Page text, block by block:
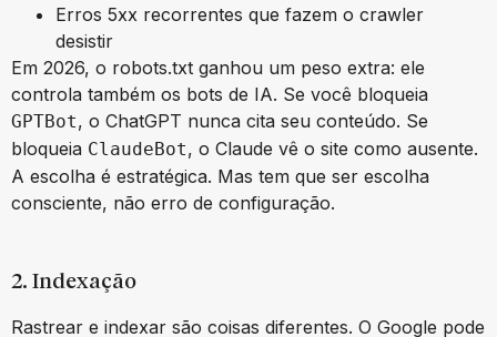
Erros 5xx recorrentes que fazem o crawler
desistir
Em 2026, o robots.txt ganhou um peso extra: ele
controla também os bots de IA. Se você bloqueia
GPTBot, o ChatGPT nunca cita seu conteúdo. Se
bloqueia ClaudeBot, o Claude vê o site como ausente.
A escolha é estratégica. Mas tem que ser escolha
consciente, não erro de configuração.
2. Indexação
Rastrear e indexar são coisas diferentes. O Google pode